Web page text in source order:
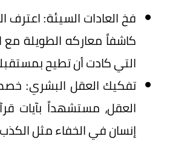
فخ العادات السيئة:
كاشفاً معاركه الطويلة مع
التي كادت أن تطيح
تفكيك العقل البشري:
العقل، مستشهداً بآيات
إنسان في الخفاء مثل الكذب،